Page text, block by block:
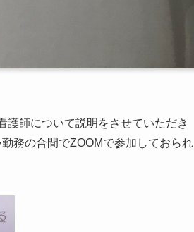
護師について説明をさせていただき
務の合間でZOOMで参加しておられ